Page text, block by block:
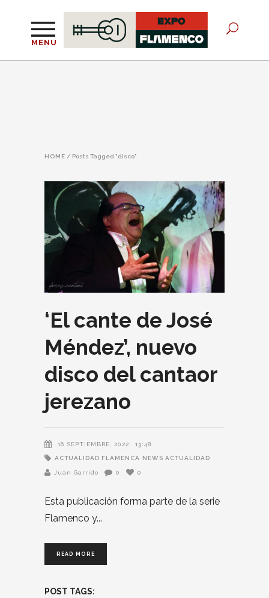
MENU
HOME / Posts Tagged "disco"
‘El cante de José
Méndez’, nuevo
disco del cantaor
jerezano
16 SEPTIEMBRE, 2022 13:48
ACTUALIDAD FLAMENCA NEWS ACTUALIDAD
Juan Garrido 0 0
Esta publicación forma parte de la serie
Flamenco y
READ MORE
POST TAGS: